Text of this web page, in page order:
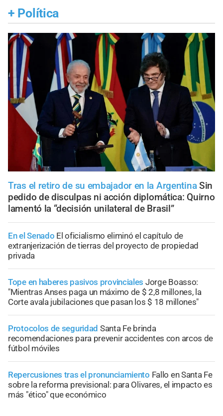
+ Política
Tras el retiro de su embajador en la Argentina Sin
pedido de disculpas ni acción diplomática: Quirno
lamentó la “decisión unilateral de Brasil”
En el Senado El oficialismo eliminó el capítulo de
extranjerización de tierras del proyecto de propiedad
privada
Tope en haberes pasivos provinciales Jorge Boasso:
"Mientras Anses paga un máximo de $ 2,8 millones, la
Corte avala jubilaciones que pasan los $ 18 millones"
Protocolos de seguridad Santa Fe brinda
recomendaciones para prevenir accidentes con arcos de
fútbol móviles
Repercusiones tras el pronunciamiento Fallo en Santa Fe
sobre la reforma previsional: para Olivares, el impacto es
más "ético" que económico